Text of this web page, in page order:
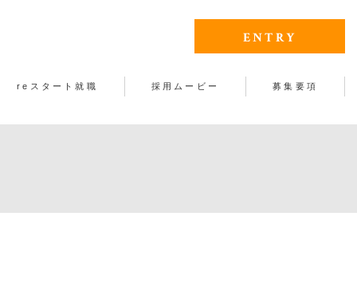
ENTRY
reスタート就職 採用ムービー 募集要項